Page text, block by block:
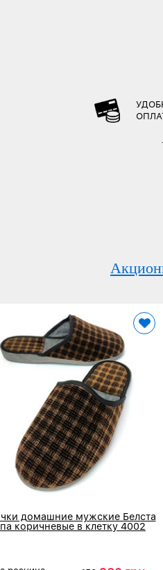
домашние мужские Белста
коричневые в клетку 4002